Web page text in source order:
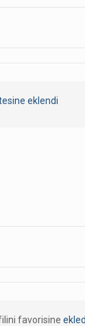
eklendi
favorisine